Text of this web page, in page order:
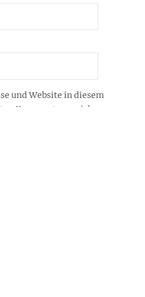
und Website in diesem
Kommentar speichern.